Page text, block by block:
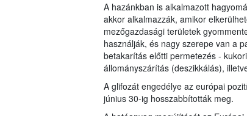
A hazánkban is alkalmazott
akkor alkalmazzák, amikor
mezőgazdasági területek
használják, és nagy szerepe van a
betakarítás előtti permetezés -
állományszárítás (deszikkálás),
A glifozát engedélye az európai
június 30-ig hosszabbították meg.